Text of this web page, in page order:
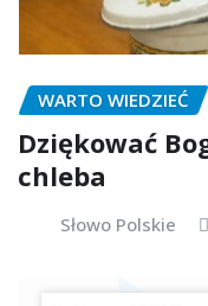
WARTO WIEDZIEĆ
Dziękować
chleba
Słowo Polskie